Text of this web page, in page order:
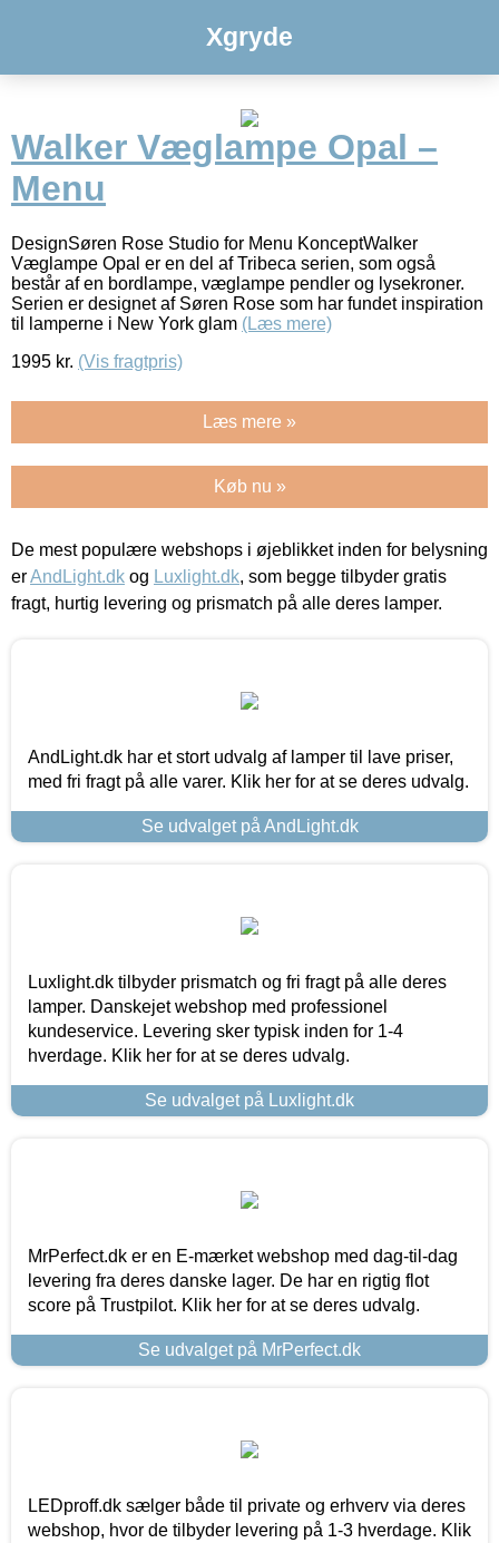
Xgryde
Walker Væglampe Opal –
Menu
DesignSøren Rose Studio for Menu KonceptWalker
Væglampe Opal er en del af Tribeca serien, som også
består af en bordlampe, væglampe pendler og lysekroner.
Serien er designet af Søren Rose som har fundet inspiration
til lamperne i New York glam (Læs mere)
1995 kr. (Vis fragtpris)
Læs mere »
Køb nu »
De mest populære webshops i øjeblikket inden for belysning
erAndLight.dk og Luxlight.dk, som begge tilbyder gratis
fragt, hurtig levering og prismatch på alle deres lamper.
AndLight.dk har et stort udvalg af lamper til lave priser,
med fri fragt på alle varer. Klik her for at se deres udvalg.
Se udvalget på AndLight.dk
Luxlight.dk tilbyder prismatch og fri fragt på alle deres
lamper. Danskejet webshop med professionel
kundeservice. Levering sker typisk inden for 1-4
hverdage. Klik her for at se deres udvalg.
Se udvalget på Luxlight.dk
MrPerfect.dk er en E-mærket webshop med dag-til-dag
levering fra deres danske lager. De har en rigtig flot
score på Trustpilot. Klik her for at se deres udvalg.
Se udvalget på MrPerfect.dk
LEDproff.dk sælger både til private og erhverv via deres
webshop, hvor de tilbyder levering på 1-3 hverdage. Klik